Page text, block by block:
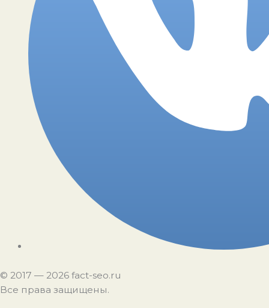
©️ 2017 — 2026 fact-seo.ru
Все права защищены.